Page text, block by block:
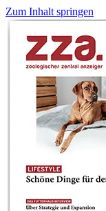
Zum Inhalt springen